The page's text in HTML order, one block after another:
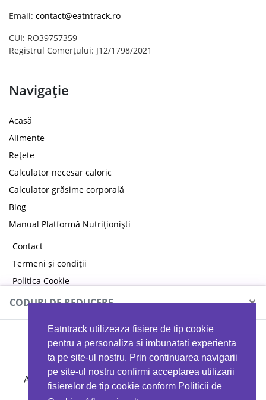
Eatntrack utilizeaza fisiere de tip cookie
pentru a personaliza si imbunatati experienta
ta pe site-ul nostru. Prin continuarea navigarii
pe site-ul nostru confirmi acceptarea utilizarii
fisierelor de tip cookie conform Politicii de
Email: contact@eatntrack.ro
CUI: RO39757359
Registrul Comerțului: J12/1798/2021
Navigație
Acasă
Alimente
Rețete
Calculator necesar caloric
Calculator grăsime corporală
Blog
Manual Platformă Nutriționiști
Contact
Termeni și condiții
Politica Cookie
Politica de confidențialitate
CODURI DE REDUCERE ×
MYPROTEIN
Ai 40%reducere la orice comandă folosind codul
EATTRACK